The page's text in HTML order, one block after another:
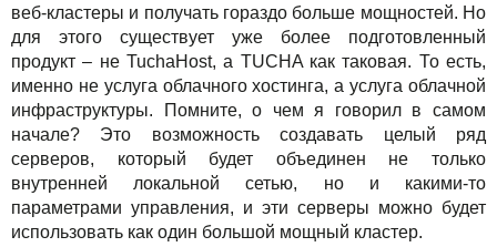
веб-кластеры и получать гораздо больше мощностей. Но
для этого существует уже более подготовленный
продукт – не TuchaHost, а TUCHA как таковая. То есть,
именно не услуга облачного хостинга, а услуга облачной
инфраструктуры. Помните, о чем я говорил в самом
начале? Это возможность создавать целый ряд
серверов, который будет объединен не только
внутренней локальной сетью, но и какими-то
параметрами управления, и эти серверы можно будет
использовать как один большой мощный кластер.